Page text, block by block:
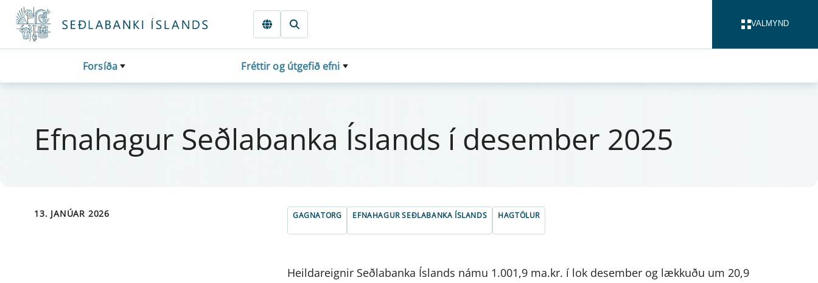
Fara beint í Meginmál
VALMYND
Forsíða Fréttir og útgefið efni
Efna­hag­ur Seðlabanka Íslands í des­em­ber 2025
13. JANÚAR 2026 GAGNATORG EFNAHAGUR SEÐLABANKA ÍSLANDS HAGTÖLUR
Heildareignir Seðlabanka Íslands námu 1.001,9 ma.kr. í lok desember og lækkuðu um 20,9